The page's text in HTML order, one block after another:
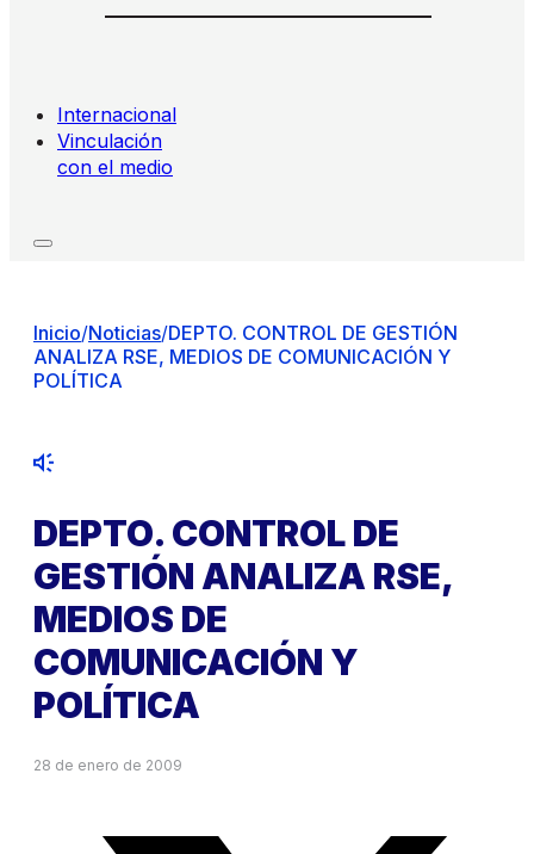
Internacional
Vinculación
con el medio
Inicio/Noticias/DEPTO. CONTROL DE GESTIÓN
ANALIZA RSE, MEDIOS DE COMUNICACIÓN Y
POLÍTICA
DEPTO. CONTROL DE
GESTIÓN ANALIZA RSE,
MEDIOS DE
COMUNICACIÓN Y
POLÍTICA
28 de enero de 2009